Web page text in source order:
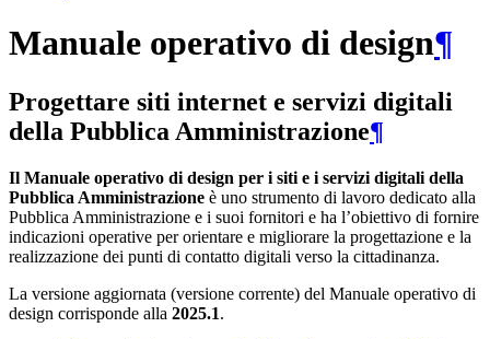
Manuale operativo di design¶
Progettare siti internet e servizi digitali
della Pubblica Amministrazione¶
Il Manuale operativo di design per i siti e i servizi digitali della
Pubblica Amministrazione è uno strumento di lavoro dedicato alla
Pubblica Amministrazione e i suoi fornitori e ha l’obiettivo di fornire
indicazioni operative per orientare e migliorare la progettazione e la
realizzazione dei punti di contatto digitali verso la cittadinanza.
La versione aggiornata (versione corrente) del Manuale operativo di
design corrisponde alla 2025.1.